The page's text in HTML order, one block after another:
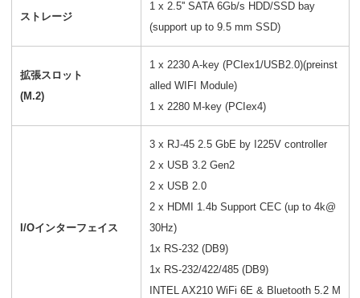
ストレージ
1 x 2.5'' SATA 6Gb/s HDD/SSD bay
(support up to 9.5 mm SSD)
拡張スロット
(M.2)
1 x 2230 A-key (PCIex1/USB2.0)(preinst
alled WIFI Module)
1 x 2280 M-key (PCIex4)
I/Oインターフェイス
3 x RJ-45 2.5 GbE by I225V controller
2 x USB 3.2 Gen2
2 x USB 2.0
2 x HDMI 1.4b Support CEC (up to 4k@
30Hz)
1x RS-232 (DB9)
1x RS-232/422/485 (DB9)
INTEL AX210 WiFi 6E & Bluetooth 5.2 M